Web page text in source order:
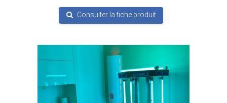
Consulter la fiche produit